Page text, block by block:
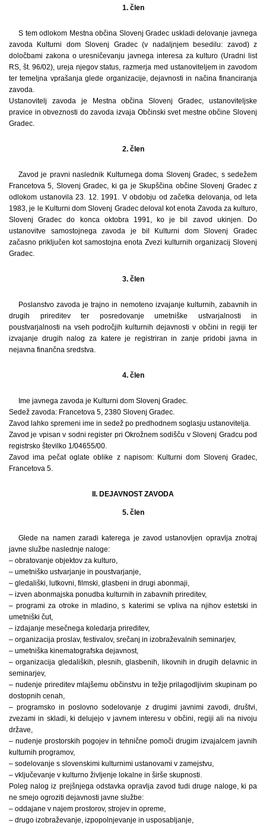
1. člen
S tem odlokom Mestna občina Slovenj Gradec uskladi delovanje javnega
zavoda Kulturni dom Slovenj Gradec (v nadaljnjem besedilu: zavod) z
določbami zakona o uresničevanju javnega interesa za kulturo (Uradni list
RS, št. 96/02), ureja njegov status, razmerja med ustanoviteljem in zavodom
ter temeljna vprašanja glede organizacije, dejavnosti in načina financiranja
zavoda.
Ustanovitelj zavoda je Mestna občina Slovenj Gradec, ustanoviteljske
pravice in obveznosti do zavoda izvaja Občinski svet mestne občine Slovenj
Gradec.
2. člen
Zavod je pravni naslednik Kulturnega doma Slovenj Gradec, s sedežem
Francetova 5, Slovenj Gradec, ki ga je Skupščina občine Slovenj Gradec z
odlokom ustanovila 23. 12. 1991. V obdobju od začetka delovanja, od leta
1983, je le Kulturni dom Slovenj Gradec deloval kot enota Zavoda za kulturo,
Slovenj Gradec do konca oktobra 1991, ko je bil zavod ukinjen. Do
ustanovitve samostojnega zavoda je bil Kulturni dom Slovenj Gradec
začasno priključen kot samostojna enota Zvezi kulturnih organizacij Slovenj
Gradec.
3. člen
Poslanstvo zavoda je trajno in nemoteno izvajanje kulturnih, zabavnih in
drugih prireditev ter posredovanje umetniške ustvarjalnosti in
poustvarjalnosti na vseh področjih kulturnih dejavnosti v občini in regiji ter
izvajanje drugih nalog za katere je registriran in zanje pridobi javna in
nejavna finančna sredstva.
4. člen
Ime javnega zavoda je Kulturni dom Slovenj Gradec.
Sedež zavoda: Francetova 5, 2380 Slovenj Gradec.
Zavod lahko spremeni ime in sedež po predhodnem soglasju ustanovitelja.
Zavod je vpisan v sodni register pri Okrožnem sodišču v Slovenj Gradcu pod
registrsko številko 1/04655/00.
Zavod ima pečat oglate oblike z napisom: Kulturni dom Slovenj Gradec,
Francetova 5.
II. DEJAVNOST ZAVODA
5. člen
Glede na namen zaradi katerega je zavod ustanovljen opravlja znotraj
javne službe naslednje naloge:
– obratovanje objektov za kulturo,
– umetniško ustvarjanje in poustvarjanje,
– gledališki, lutkovni, filmski, glasbeni in drugi abonmaji,
– izven abonmajska ponudba kulturnih in zabavnih prireditev,
– programi za otroke in mladino, s katerimi se vpliva na njihov estetski in
umetniški čut,
– izdajanje mesečnega koledarja prireditev,
– organizacija proslav, festivalov, srečanj in izobraževalnih seminarjev,
– umetniška kinematografska dejavnost,
– organizacija gledaliških, plesnih, glasbenih, likovnih in drugih delavnic in
seminarjev,
– nudenje prireditev mlajšemu občinstvu in težje prilagodljivim skupinam po
dostopnih cenah,
– programsko in poslovno sodelovanje z drugimi javnimi zavodi, društvi,
zvezami in skladi, ki delujejo v javnem interesu v občini, regiji ali na nivoju
države,
– nudenje prostorskih pogojev in tehnične pomoči drugim izvajalcem javnih
kulturnih programov,
– sodelovanje s slovenskimi kulturnimi ustanovami v zamejstvu,
– vključevanje v kulturno življenje lokalne in širše skupnosti.
Poleg nalog iz prejšnjega odstavka opravlja zavod tudi druge naloge, ki pa
ne smejo ogroziti dejavnosti javne službe:
– oddajane v najem prostorov, strojev in opreme,
– drugo izobraževanje, izpopolnjevanje in usposabljanje,